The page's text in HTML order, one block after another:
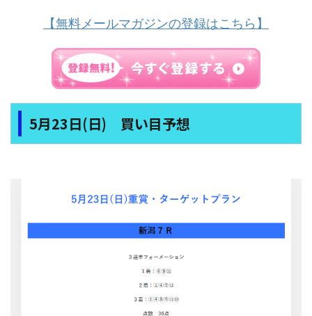
【無料メールマガジンの登録はこちら】
5月23日(日) 買い目予想